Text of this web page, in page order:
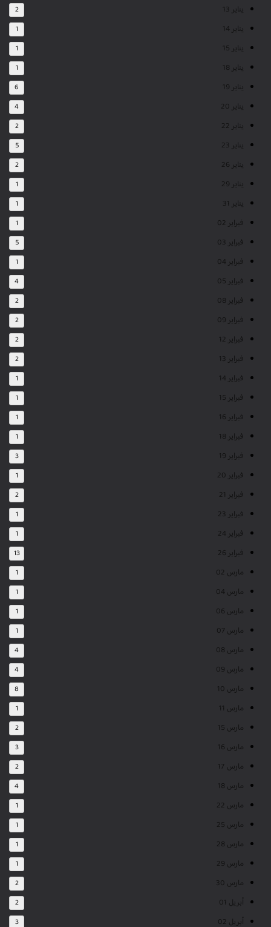
يناير 13 2
يناير 14 1
يناير 15 1
يناير 18 1
يناير 19 6
يناير 20 4
يناير 22 2
يناير 23 5
يناير 26 2
يناير 29 1
يناير 31 1
فبراير 02 1
فبراير 03 5
فبراير 04 1
فبراير 05 4
فبراير 08 2
فبراير 09 2
فبراير 12 2
فبراير 13 2
فبراير 14 1
فبراير 15 1
فبراير 16 1
فبراير 18 1
فبراير 19 3
فبراير 20 1
فبراير 21 2
فبراير 23 1
فبراير 24 1
فبراير 26 13
مارس 02 1
مارس 04 1
مارس 06 1
مارس 07 1
مارس 08 4
مارس 09 4
مارس 10 8
مارس 11 1
مارس 15 2
مارس 16 3
مارس 17 2
مارس 18 4
مارس 22 1
مارس 25 1
مارس 28 1
مارس 29 1
مارس 30 2
أبريل 01 2
أبريل 02 3